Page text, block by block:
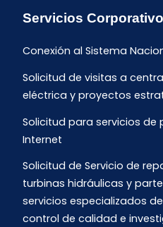
Servicios
Conexión al Sistema
Solicitud de visitas a
eléctrica y proyectos
Solicitud para servicios
Internet
Solicitud de Servicio de
turbinas hidráulicas y
servicios especializados
control de calidad e